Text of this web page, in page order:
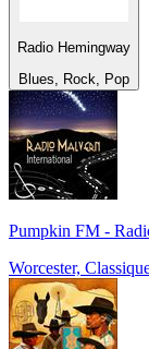
Radio Hemingway
Blues, Rock, Pop
Pumpkin FM -
Worcester,